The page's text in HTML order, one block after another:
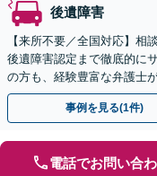
後遺障害
【来所不要／全国対応】相
後遺障害認定まで徹底的に
の方も、経験豊富な弁護士
13拠点】お気軽にご相談く
事例を見る(1件)
電話でお問い合